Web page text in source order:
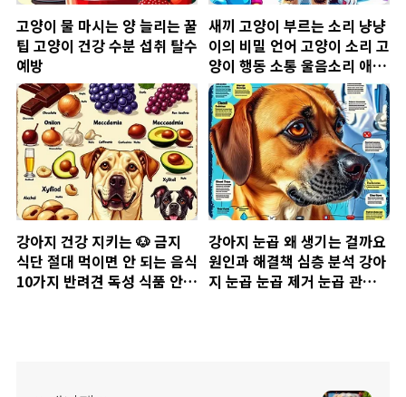
고양이 물 마시는 양 늘리는 꿀
팁 고양이 건강 수분 섭취 탈수
예방
새끼 고양이 부르는 소리 냥냥
이의 비밀 언어 고양이 소리 고
양이 행동 소통 울음소리 애교
부리는 소리
강아지 건강 지키는 🐶 금지
식단 절대 먹이면 안 되는 음식
10가지 반려견 독성 식품 안전
강아지 눈곱 왜 생기는 걸까요
원인과 해결책 심층 분석 강아
지 눈곱 눈곱 제거 눈곱 관리